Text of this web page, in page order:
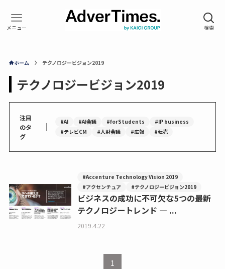
ホーム テクノロジービジョン2019
テクノロジービジョン2019
注目
のタ
グ
｜ #AI #AI会議 #forStudents
#IP business
#テレビCM
#人財会議 #広報 #転売
#Accenture Technology Vision 2019
#アクセンチュア
#テクノロジービジョン2019
ビジネスの成功に不可欠な5つの最新
テクノロジートレンド — ...
2019.4.22
1